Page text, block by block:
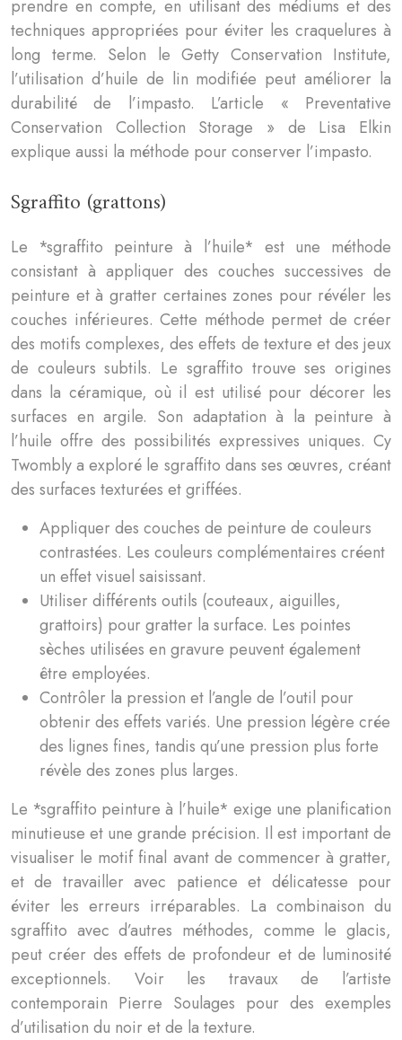
prendre en compte, en utilisant des médiums et des
techniques appropriées pour éviter les craquelures à
long terme. Selon le Getty Conservation Institute,
l’utilisation d’huile de lin modifiée peut améliorer la
durabilité de l’impasto. L’article « Preventative
Conservation Collection Storage » de Lisa Elkin
explique aussi la méthode pour conserver l’impasto.
Sgraffito (grattons)
Le *sgraffito peinture à l’huile* est une méthode
consistant à appliquer des couches successives de
peinture et à gratter certaines zones pour révéler les
couches inférieures. Cette méthode permet de créer
des motifs complexes, des effets de texture et des jeux
de couleurs subtils. Le sgraffito trouve ses origines
dans la céramique, où il est utilisé pour décorer les
surfaces en argile. Son adaptation à la peinture à
l’huile offre des possibilités expressives uniques. Cy
Twombly a exploré le sgraffito dans ses œuvres, créant
des surfaces texturées et griffées.
Appliquer des couches de peinture de couleurs
contrastées. Les couleurs complémentaires créent
un effet visuel saisissant.
Utiliser différents outils (couteaux, aiguilles,
grattoirs) pour gratter la surface. Les pointes
sèches utilisées en gravure peuvent également
être employées.
Contrôler la pression et l’angle de l’outil pour
obtenir des effets variés. Une pression légère crée
des lignes fines, tandis qu’une pression plus forte
révèle des zones plus larges.
Le *sgraffito peinture à l’huile* exige une planification
minutieuse et une grande précision. Il est important de
visualiser le motif final avant de commencer à gratter,
et de travailler avec patience et délicatesse pour
éviter les erreurs irréparables. La combinaison du
sgraffito avec d’autres méthodes, comme le glacis,
peut créer des effets de profondeur et de luminosité
exceptionnels. Voir les travaux de l’artiste
contemporain Pierre Soulages pour des exemples
d’utilisation du noir et de la texture.